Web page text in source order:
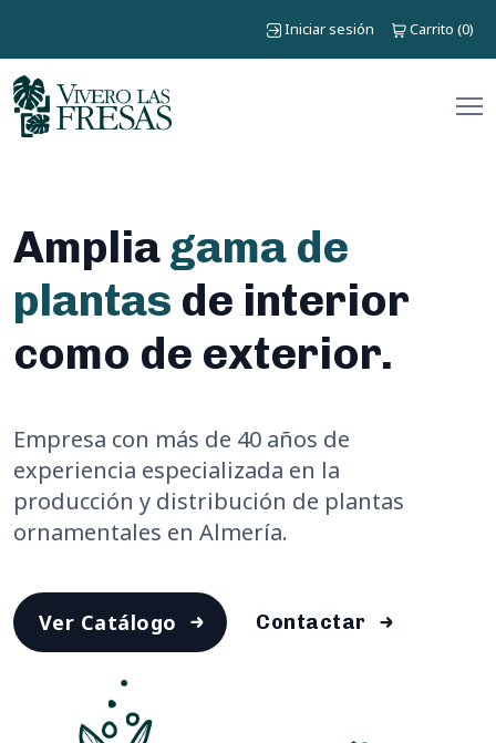
Iniciar sesión Carrito (0)
Amplia gama de
plantas de interior
como de exterior.
Empresa con más de 40 años de
experiencia especializada en la
producción y distribución de plantas
ornamentales en Almería.
Ver Catálogo Contactar